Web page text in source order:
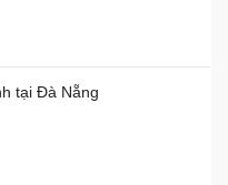
di động nhà hàng tiệc
tại Đà Nẵng
phòng tiệc phòng họp -